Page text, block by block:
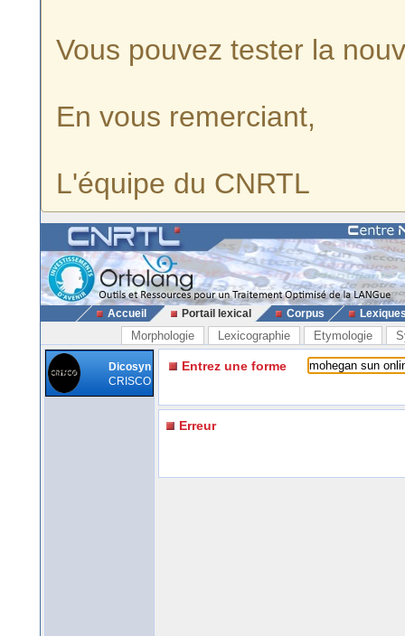
Vous pouvez tester la
En vous remerciant,
L'équipe du CNRTL
Accueil Portail lexical Corpus
Morphologie Lexicographie Etymologie
Dicosyn
CRISCO
Entrez une forme
Erreur